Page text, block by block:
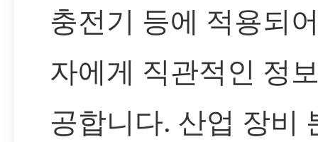
충전기 등에 적용되
자에게 직관적인 정
공합니다. 산업 장비